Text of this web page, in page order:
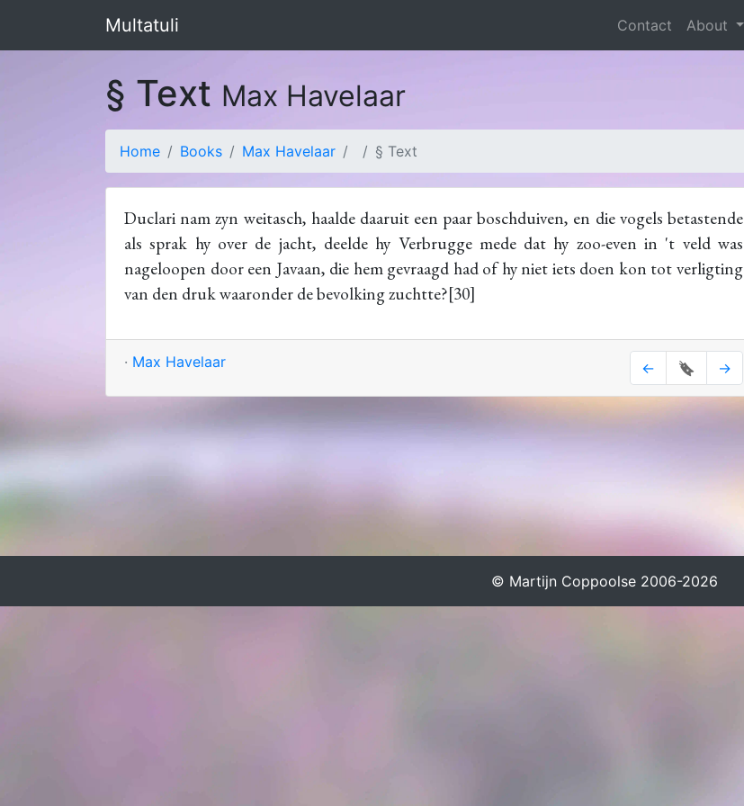
Multatuli Contact About
§ Text Max Havelaar
Home Books Max Havelaar § Text
Duclari nam zyn weitasch, haalde daaruit een paar boschduiven, en die vogels betastende
als sprak hy over de jacht, deelde hy Verbrugge mede dat hy zoo-even in 't veld was
nageloopen door een Javaan, die hem gevraagd had of hy niet iets doen kon tot verligting
van den druk waaronder de bevolking zuchtte?[30]
· Max Havelaar ← 🔖 →
© Martijn Coppoolse 2006-2026